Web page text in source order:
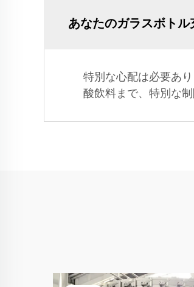
あなたのガラスボト
特別な心配は必要あ
酸飲料まで、特別な